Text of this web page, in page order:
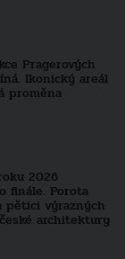
Pragerových
Ikonický areál
proměna
2026
finále. Porota
pětici výrazných
architektury